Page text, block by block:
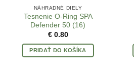
NÁHRADNÉ DIELY
Tesnenie O-Ring SPA
Defender 50 (16)
€0.80
PRIDAŤ DO KOŠÍKA